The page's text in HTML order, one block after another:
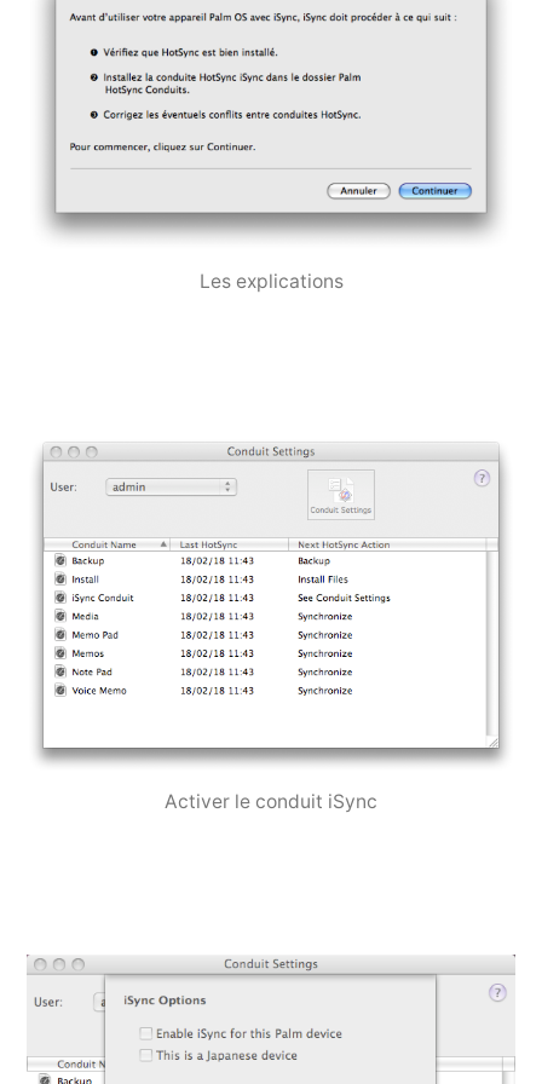
Les explications
Activer le conduit iSync